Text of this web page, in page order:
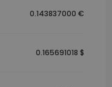
0.143837000 €
0.165691018 $